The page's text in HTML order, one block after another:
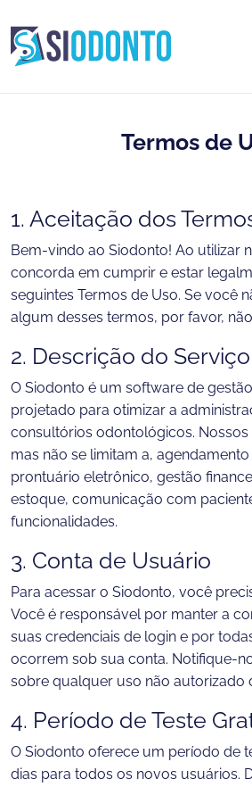
Termos de
1. Aceitação dos
Bem-vindo ao Siodonto! Ao utilizar
concorda em cumprir e estar
seguintes Termos de Uso. Se você
algum desses termos, por favor,
2. Descrição do Serviço
O Siodonto é um software de
projetado para otimizar a
consultórios odontológicos. Nossos
mas não se limitam a,
prontuário eletrônico, gestão
estoque, comunicação com
funcionalidades.
3. Conta de Usuário
Para acessar o Siodonto, você
Você é responsável por manter a
suas credenciais de login e por
ocorrem sob sua conta. Notifique-
sobre qualquer uso não autorizado
4. Período de Teste
O Siodonto oferece um período de
dias para todos os novos usuários.